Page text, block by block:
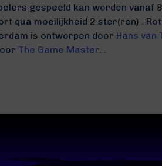
gespeeld kan worden vanaf
qua moeilijkheid 2 ster(ren) .
is ontworpen door Hans van
The Game Master. .